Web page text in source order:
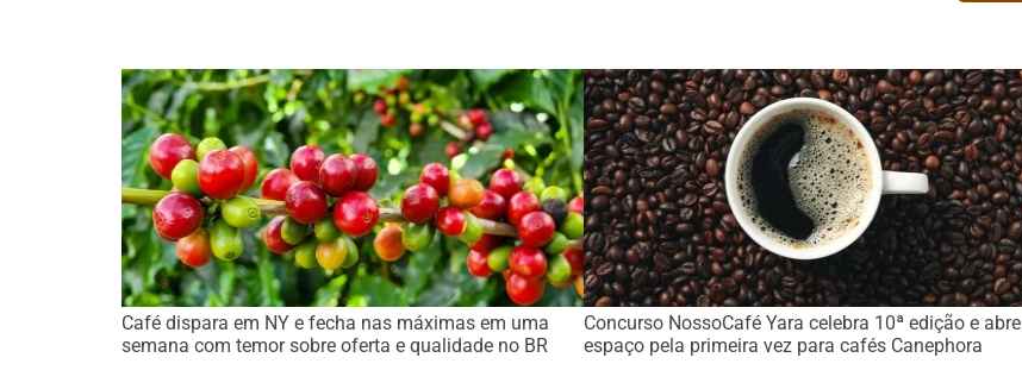
Café dispara em NY e fecha nas máximas em uma
semana com temor sobre oferta e qualidade no BR
Concurso NossoCafé Yara celebra 10ª edição e abre
espaço pela primeira vez para cafés Canephora